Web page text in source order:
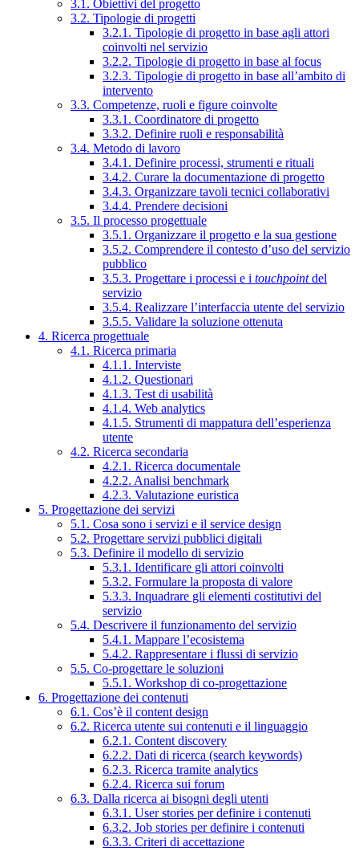
3.1. Obiettivi del progetto
3.2. Tipologie di progetti
3.2.1. Tipologie di progetto in base agli attori
coinvolti nel servizio
3.2.2. Tipologie di progetto in base al focus
3.2.3. Tipologie di progetto in base all’ambito di
intervento
3.3. Competenze, ruoli e figure coinvolte
3.3.1. Coordinatore di progetto
3.3.2. Definire ruoli e responsabilità
3.4. Metodo di lavoro
3.4.1. Definire processi, strumenti e rituali
3.4.2. Curare la documentazione di progetto
3.4.3. Organizzare tavoli tecnici collaborativi
3.4.4. Prendere decisioni
3.5. Il processo progettuale
3.5.1. Organizzare il progetto e la sua gestione
3.5.2. Comprendere il contesto d’uso del servizio
pubblico
3.5.3. Progettare i processi e i touchpointdel
servizio
3.5.4. Realizzare l’interfaccia utente del servizio
3.5.5. Validare la soluzione ottenuta
4. Ricerca progettuale
4.1. Ricerca primaria
4.1.1. Interviste
4.1.2. Questionari
4.1.3. Test di usabilità
4.1.4. Web analytics
4.1.5. Strumenti di mappatura dell’esperienza
utente
4.2. Ricerca secondaria
4.2.1. Ricerca documentale
4.2.2. Analisi benchmark
4.2.3. Valutazione euristica
5. Progettazione dei servizi
5.1. Cosa sono i servizi e il service design
5.2. Progettare servizi pubblici digitali
5.3. Definire il modello di servizio
5.3.1. Identificare gli attori coinvolti
5.3.2. Formulare la proposta di valore
5.3.3. Inquadrare gli elementi costitutivi del
servizio
5.4. Descrivere il funzionamento del servizio
5.4.1. Mappare l’ecosistema
5.4.2. Rappresentare i flussi di servizio
5.5. Co-progettare le soluzioni
5.5.1. Workshop di co-progettazione
6. Progettazione dei contenuti
6.1. Cos’è il content design
6.2. Ricerca utente sui contenuti e il linguaggio
6.2.1. Content discovery
6.2.2. Dati di ricerca (search keywords)
6.2.3. Ricerca tramite analytics
6.2.4. Ricerca sui forum
6.3. Dalla ricerca ai bisogni degli utenti
6.3.1. User stories per definire i contenuti
6.3.2. Job stories per definire i contenuti
6.3.3. Criteri di accettazione